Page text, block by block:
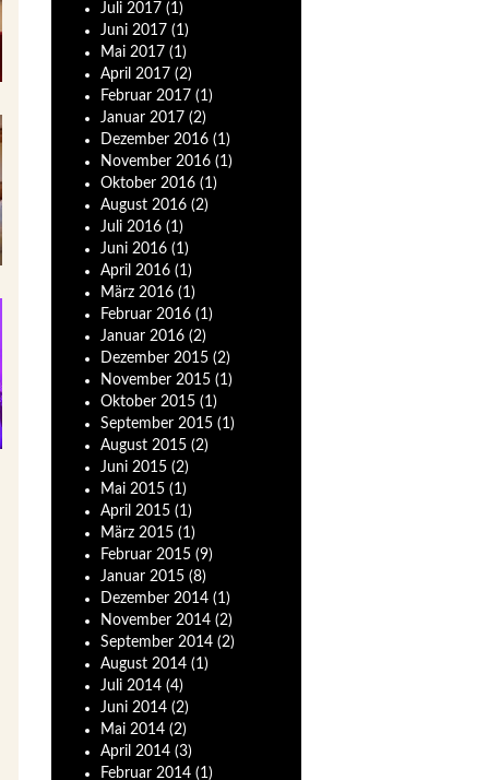
Juli 2017 (1)
Juni 2017 (1)
Mai 2017 (1)
April 2017 (2)
Februar 2017 (1)
Januar 2017 (2)
Dezember 2016 (1)
November 2016 (1)
Oktober 2016 (1)
August 2016 (2)
Juli 2016 (1)
Juni 2016 (1)
April 2016 (1)
März 2016 (1)
Februar 2016 (1)
Januar 2016 (2)
Dezember 2015 (2)
November 2015 (1)
Oktober 2015 (1)
September 2015 (1)
August 2015 (2)
Juni 2015 (2)
Mai 2015 (1)
April 2015 (1)
März 2015 (1)
Februar 2015 (9)
Januar 2015 (8)
Dezember 2014 (1)
November 2014 (2)
September 2014 (2)
August 2014 (1)
Juli 2014 (4)
Juni 2014 (2)
Mai 2014 (2)
April 2014 (3)
Februar 2014 (1)